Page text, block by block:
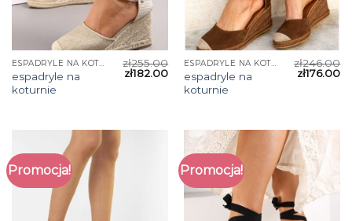
ESPADRYLE NA KOTURNIE
espadryle na
koturnie
zł255.00
zł182.00
ESPADRYLE NA KOTURNIE
espadryle na
koturnie
zł246.00
zł176.00
Promocja! Promocja!